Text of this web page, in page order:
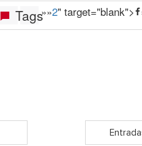
Tags»»2" target="blank">